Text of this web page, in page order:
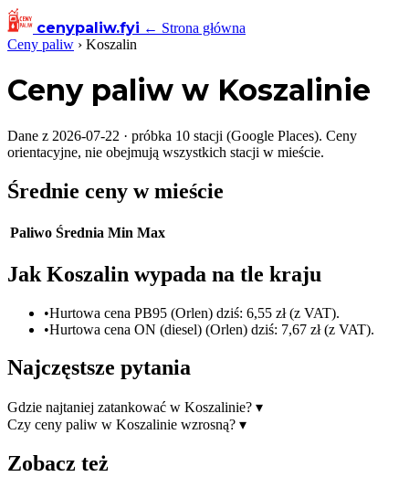
cenypaliw.fyi ← Strona główna
Ceny paliw › Koszalin
Ceny paliw w Koszalinie
Dane z 2026-07-22 · próbka 10 stacji (Google Places). Ceny
orientacyjne, nie obejmują wszystkich stacji w mieście.
Średnie ceny w mieście
Paliwo Średnia Min Max
Jak Koszalin wypada na tle kraju
•Hurtowa cena PB95 (Orlen) dziś: 6,55 zł (z VAT).
•Hurtowa cena ON (diesel) (Orlen) dziś: 7,67 zł (z VAT).
Najczęstsze pytania
Gdzie najtaniej zatankować w Koszalinie? ▾
Czy ceny paliw w Koszalinie wzrosną? ▾
Zobacz też